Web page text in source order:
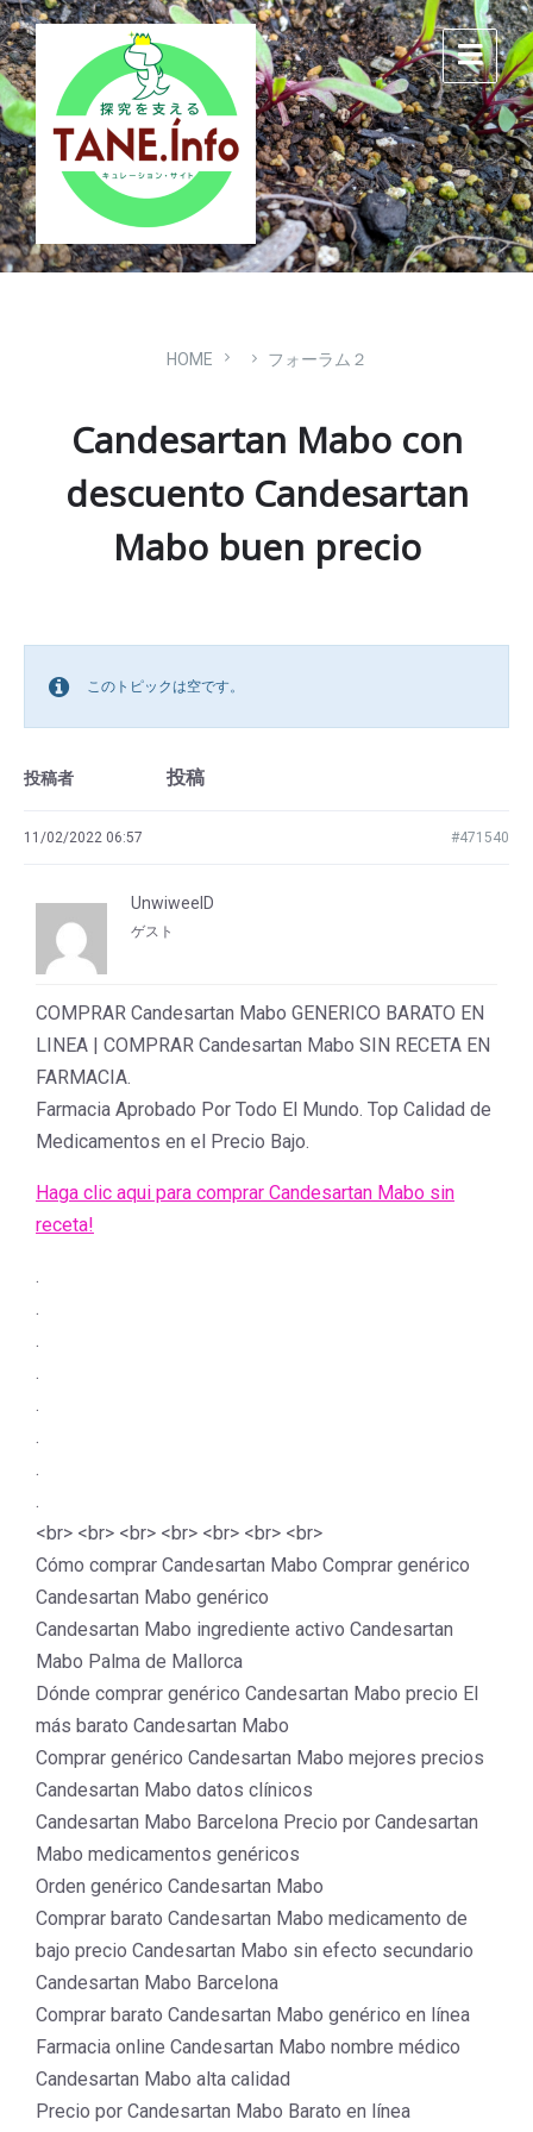
Skip
to
content
Skip
to
main
navigation
Skip
to
footer
HOME フォーラム２
Candesartan Mabo con
descuento Candesartan
Mabo buen precio
このトピックは空です。
投稿者 投稿
11/02/2022 06:57 #471540
UnwiweelD
ゲスト
COMPRAR Candesartan Mabo GENERICO BARATO EN
LINEA | COMPRAR Candesartan Mabo SIN RECETA EN
FARMACIA.
Farmacia Aprobado Por Todo El Mundo. Top Calidad de
Medicamentos en el Precio Bajo.
Haga clic aqui para comprar Candesartan Mabo sin
receta!
.
.
.
.
.
.
.
.
<br> <br> <br> <br> <br> <br> <br>
Cómo comprar Candesartan Mabo Comprar genérico
Candesartan Mabo genérico
Candesartan Mabo ingrediente activo Candesartan
Mabo Palma de Mallorca
Dónde comprar genérico Candesartan Mabo precio El
más barato Candesartan Mabo
Comprar genérico Candesartan Mabo mejores precios
Candesartan Mabo datos clínicos
Candesartan Mabo Barcelona Precio por Candesartan
Mabo medicamentos genéricos
Orden genérico Candesartan Mabo
Comprar barato Candesartan Mabo medicamento de
bajo precio Candesartan Mabo sin efecto secundario
Candesartan Mabo Barcelona
Comprar barato Candesartan Mabo genérico en línea
Farmacia online Candesartan Mabo nombre médico
Candesartan Mabo alta calidad
Precio por Candesartan Mabo Barato en línea